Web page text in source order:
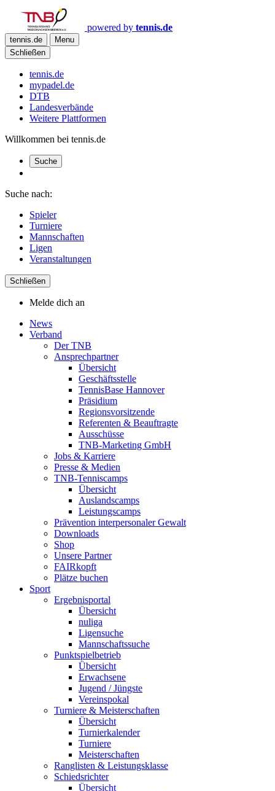
powered by tennis.de
tennis.de
Menu
Schließen
tennis.de
mypadel.de
DTB
Landesverbände
Weitere Plattformen
Willkommen bei tennis.de
Suche
Suche nach:
Spieler
Turniere
Mannschaften
Ligen
Veranstaltungen
Schließen
Melde dich an
News
Verband
Der TNB
Ansprechpartner
Übersicht
Geschäftsstelle
TennisBase Hannover
Präsidium
Regionsvorsitzende
Referenten & Beauftragte
Ausschüsse
TNB-Marketing GmbH
Jobs & Karriere
Presse & Medien
TNB-Tenniscamps
Übersicht
Auslandscamps
Leistungscamps
Prävention interpersonaler Gewalt
Downloads
Shop
Unsere Partner
FAIRkopft
Plätze buchen
Sport
Ergebnisportal
Übersicht
nuliga
Ligensuche
Mannschaftssuche
Punktspielbetrieb
Übersicht
Erwachsene
Jugend / Jüngste
Vereinspokal
Turniere & Meisterschaften
Übersicht
Turnierkalender
Turniere
Meisterschaften
Ranglisten & Leistungsklasse
Schiedsrichter
Übersicht